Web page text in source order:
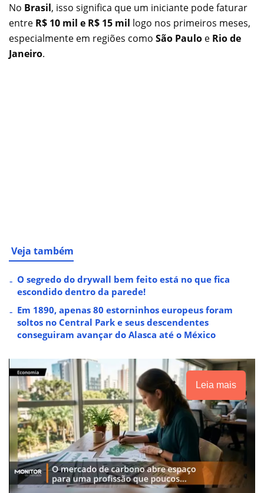
No Brasil, isso significa que um iniciante pode faturar
entre R$ 10 mil e R$ 15 mil logo nos primeiros meses,
especialmente em regiões como São Paulo e Rio de
Janeiro.
Veja também
O segredo do drywall bem feito está no que fica
escondido dentro da parede!
Em 1890, apenas 80 estorninhos europeus foram
soltos no Central Park e seus descendentes
conseguiram avançar do Alasca até o México
Leia mais